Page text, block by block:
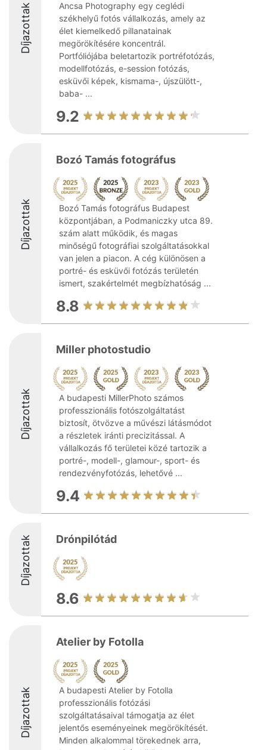
Díjazottak
Ancsa Photography egy ceglédi
székhelyű fotós vállalkozás, amely az
élet kiemelkedő pillanatainak
megörökítésére koncentrál.
Portfóliójába beletartozik portréfotózás,
modellfotózás, e-session fotózás,
esküvői képek, kismama-, újszülött-,
baba- ...
9.2
Díjazottak
Bozó Tamás fotográfus
Bozó Tamás fotográfus Budapest
központjában, a Podmaniczky utca 89.
szám alatt működik, és magas
minőségű fotográfiai szolgáltatásokkal
van jelen a piacon. A cég különösen a
portré- és esküvői fotózás területén
ismert, szakértelmét megbízhatóság ...
8.8
Díjazottak
Miller photostudio
A budapesti MillerPhoto számos
professzionális fotószolgáltatást
biztosít, ötvözve a művészi látásmódot
a részletek iránti precizitással. A
vállalkozás fő területei közé tartozik a
portré-, modell-, glamour-, sport- és
rendezvényfotózás, lehetővé ...
9.4
Díjazottak Drónpilótád
8.6
Díjazottak
Atelier by Fotolla
A budapesti Atelier by Fotolla
professzionális fotózási
szolgáltatásaival támogatja az élet
jelentős eseményeinek megörökítését.
Minden alkalommal törekednek arra,